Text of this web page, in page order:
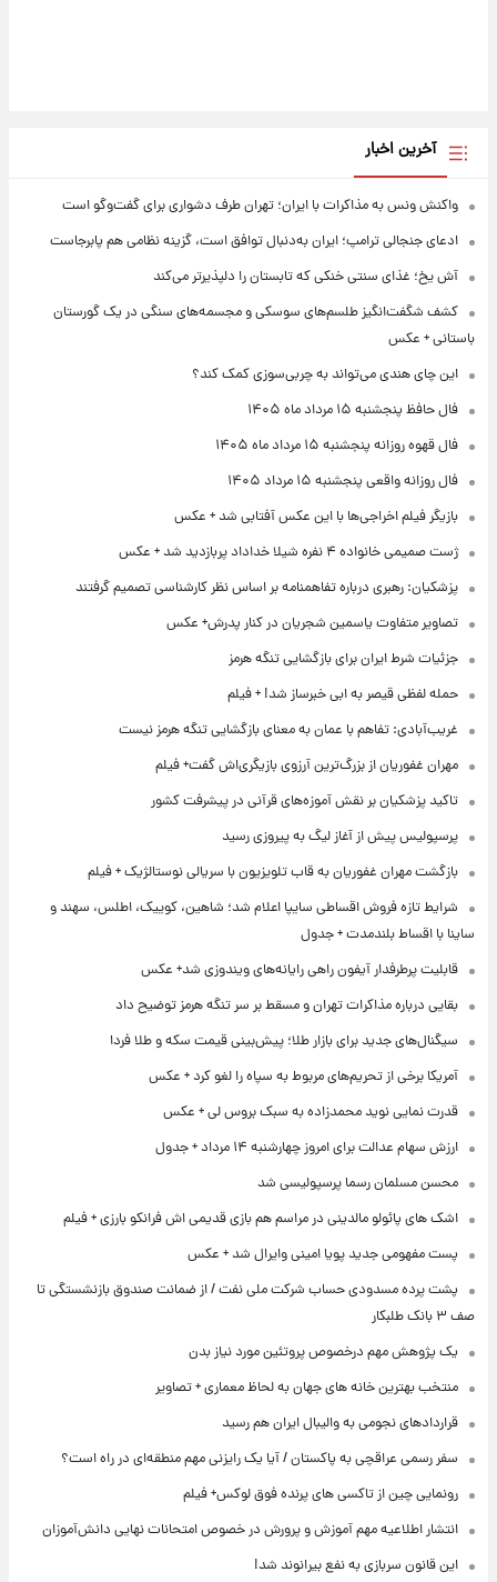
آخرین اخبار
واکنش ونس به مذاکرات با ایران؛ تهران طرف دشواری برای گفت‌وگو است
ادعای جنجالی ترامپ؛ ایران به‌دنبال توافق است، گزینه نظامی هم پابرجاست
آش یخ؛ غذای سنتی خنکی که تابستان را دلپذیرتر می‌کند
کشف شگفت‌انگیز طلسم‌های سوسکی و مجسمه‌های سنگی در یک گورستان
باستانی + عکس
این چای هندی می‌تواند به چربی‌سوزی کمک کند؟
فال حافظ پنجشنبه ۱۵ مرداد ماه ۱۴۰۵
فال قهوه روزانه پنجشنبه ۱۵ مرداد ماه ۱۴۰۵
فال روزانه واقعی پنجشنبه ۱۵ مرداد ۱۴۰۵
بازیگر فیلم اخراجی‌ها با این عکس آفتابی شد + عکس
ژست صمیمی خانواده ۴ نفره شیلا خداداد پربازدید شد + عکس
پزشکیان: رهبری درباره تفاهمنامه بر اساس نظر کارشناسی تصمیم گرفتند
تصاویر متفاوت یاسمین شجریان در کنار پدرش+ عکس
جزئیات شرط ایران برای بازگشایی تنگه هرمز
حمله لفظی قیصر به ابی خبرساز شد! + فیلم
غریب‌آبادی: تفاهم با عمان به معنای بازگشایی تنگه هرمز نیست
مهران غفوریان از بزرگ‌ترین آرزوی بازیگری‌اش گفت+ فیلم
تاکید پزشکیان بر نقش آموزه‌های قرآنی در پیشرفت کشور
پرسپولیس پیش از آغاز لیگ به پیروزی رسید
بازگشت مهران غفوریان به قاب تلویزیون با سریالی نوستالژیک + فیلم
شرایط تازه فروش اقساطی سایپا اعلام شد؛ شاهین، کوییک، اطلس، سهند و
ساینا با اقساط بلندمدت + جدول
قابلیت پرطرفدار آیفون راهی رایانه‌های ویندوزی شد+ عکس
بقایی درباره مذاکرات تهران و مسقط بر سر تنگه هرمز توضیح داد
سیگنال‌های جدید برای بازار طلا؛ پیش‌بینی قیمت سکه و طلا فردا
آمریکا برخی از تحریم‌های مربوط به سپاه را لغو کرد + عکس
قدرت نمایی نوید محمدزاده به سبک بروس لی + عکس
ارزش سهام عدالت برای امروز چهارشنبه ۱۴ مرداد + جدول
محسن مسلمان رسما پرسپولیسی شد
اشک های پائولو مالدینی در مراسم هم بازی قدیمی اش فرانکو بارزی + فیلم
پست مفهومی جدید پویا امینی وایرال شد + عکس
پشت پرده‌ مسدودی حساب شرکت ملی نفت / از ضمانت صندوق بازنشستگی تا
صف ۳ بانک طلبکار
یک پژوهش مهم درخصوص پروتئین مورد نیاز بدن
منتخب بهترین خانه های جهان به لحاظ معماری + تصاویر
قراردادهای نجومی به والیبال ایران هم رسید
سفر رسمی عراقچی به پاکستان / آیا یک رایزنی مهم منطقه‌ای در راه است؟
رونمایی چین از تاکسی های پرنده فوق لوکس+ فیلم
انتشار اطلاعیه مهم آموزش و پرورش در خصوص امتحانات نهایی دانش‌آموزان
این قانون سربازی به نفع بیرانوند شد!